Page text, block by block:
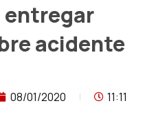
entregar
acidente
08/01/2020 11:11